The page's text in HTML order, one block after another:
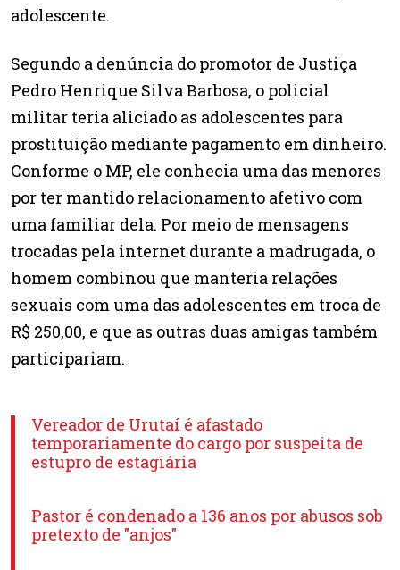
adolescente.
Segundo a denúncia do promotor de Justiça
Pedro Henrique Silva Barbosa, o policial
militar teria aliciado as adolescentes para
prostituição mediante pagamento em dinheiro.
Conforme o MP, ele conhecia uma das menores
por ter mantido relacionamento afetivo com
uma familiar dela. Por meio de mensagens
trocadas pela internet durante a madrugada, o
homem combinou que manteria relações
sexuais com uma das adolescentes em troca de
R$ 250,00, e que as outras duas amigas também
participariam.
Vereador de Urutaí é afastado
temporariamente do cargo por suspeita de
estupro de estagiária
Pastor é condenado a 136 anos por abusos sob
pretexto de "anjos"